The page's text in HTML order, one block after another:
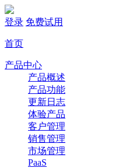
登录 免费试用
首页
产品中心
产品概述
产品功能
更新日志
体验产品
客户管理
销售管理
市场管理
PaaS